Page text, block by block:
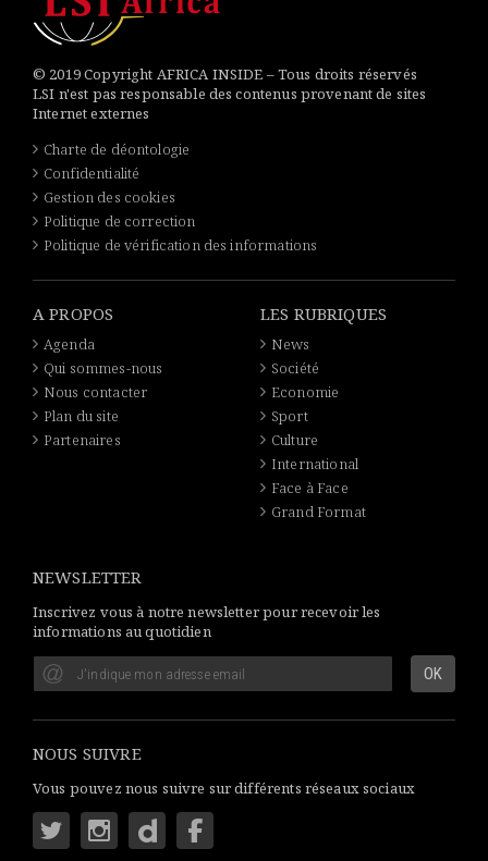
© 2019 Copyright AFRICA INSIDE – Tous droits réservés
LSI n'est pas responsable des contenus provenant de sites
Internet externes
Charte de déontologie
Confidentialité
Gestion des cookies
Politique de correction
Politique de vérification des informations
A PROPOS
Agenda
Qui sommes-nous
Nous contacter
Plan du site
Partenaires
LES RUBRIQUES
News
Société
Economie
Sport
Culture
International
Face à Face
Grand Format
NEWSLETTER
Inscrivez vous à notre newsletter pour recevoir les
informations au quotidien
NOUS SUIVRE
Vous pouvez nous suivre sur différents réseaux sociaux